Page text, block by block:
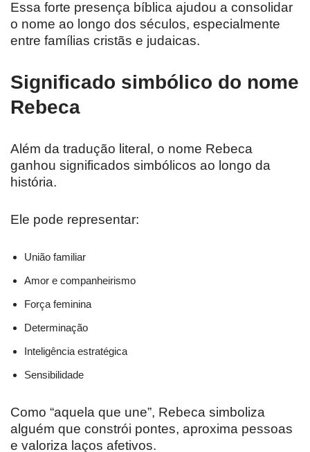
Essa forte presença bíblica ajudou a consolidar
o nome ao longo dos séculos, especialmente
entre famílias cristãs e judaicas.
Significado simbólico do nome
Rebeca
Além da tradução literal, o nome Rebeca
ganhou significados simbólicos ao longo da
história.
Ele pode representar:
União familiar
Amor e companheirismo
Força feminina
Determinação
Inteligência estratégica
Sensibilidade
Como “aquela que une”, Rebeca simboliza
alguém que constrói pontes, aproxima pessoas
e valoriza laços afetivos.